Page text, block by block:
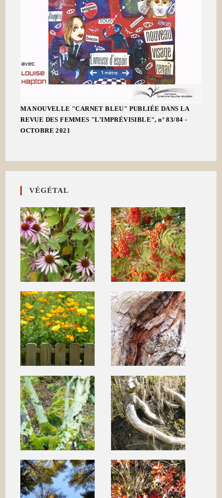
MA NOUVELLE "CARNET BLEU" PUBLIÉE DANS LA
REVUE DES FEMMES "L’IMPRÉVISIBLE", n° 83/84 -
OCTOBRE 2021
VÉGÉTAL